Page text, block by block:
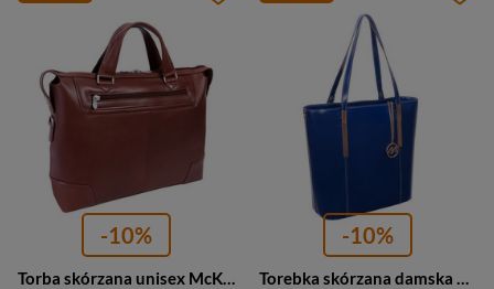
-10%
Torba skórzana unisex McKlein Arcadia 88764 aktówka na laptopa 17 A4 brązowa
-10%
Torebka skórzana damska McKlein Cristina shopper A4 granatowa